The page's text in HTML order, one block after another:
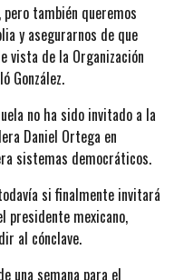
también queremos
y asegurarnos de que
vista de la Organización
González.
no ha sido invitado a la
Daniel Ortega en
sistemas democráticos.
si finalmente invitará
presidente mexicano,
al cónclave.
una semana para el